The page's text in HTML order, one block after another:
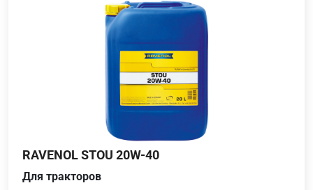
RAVENOL STOU 20W-40
Для тракторов